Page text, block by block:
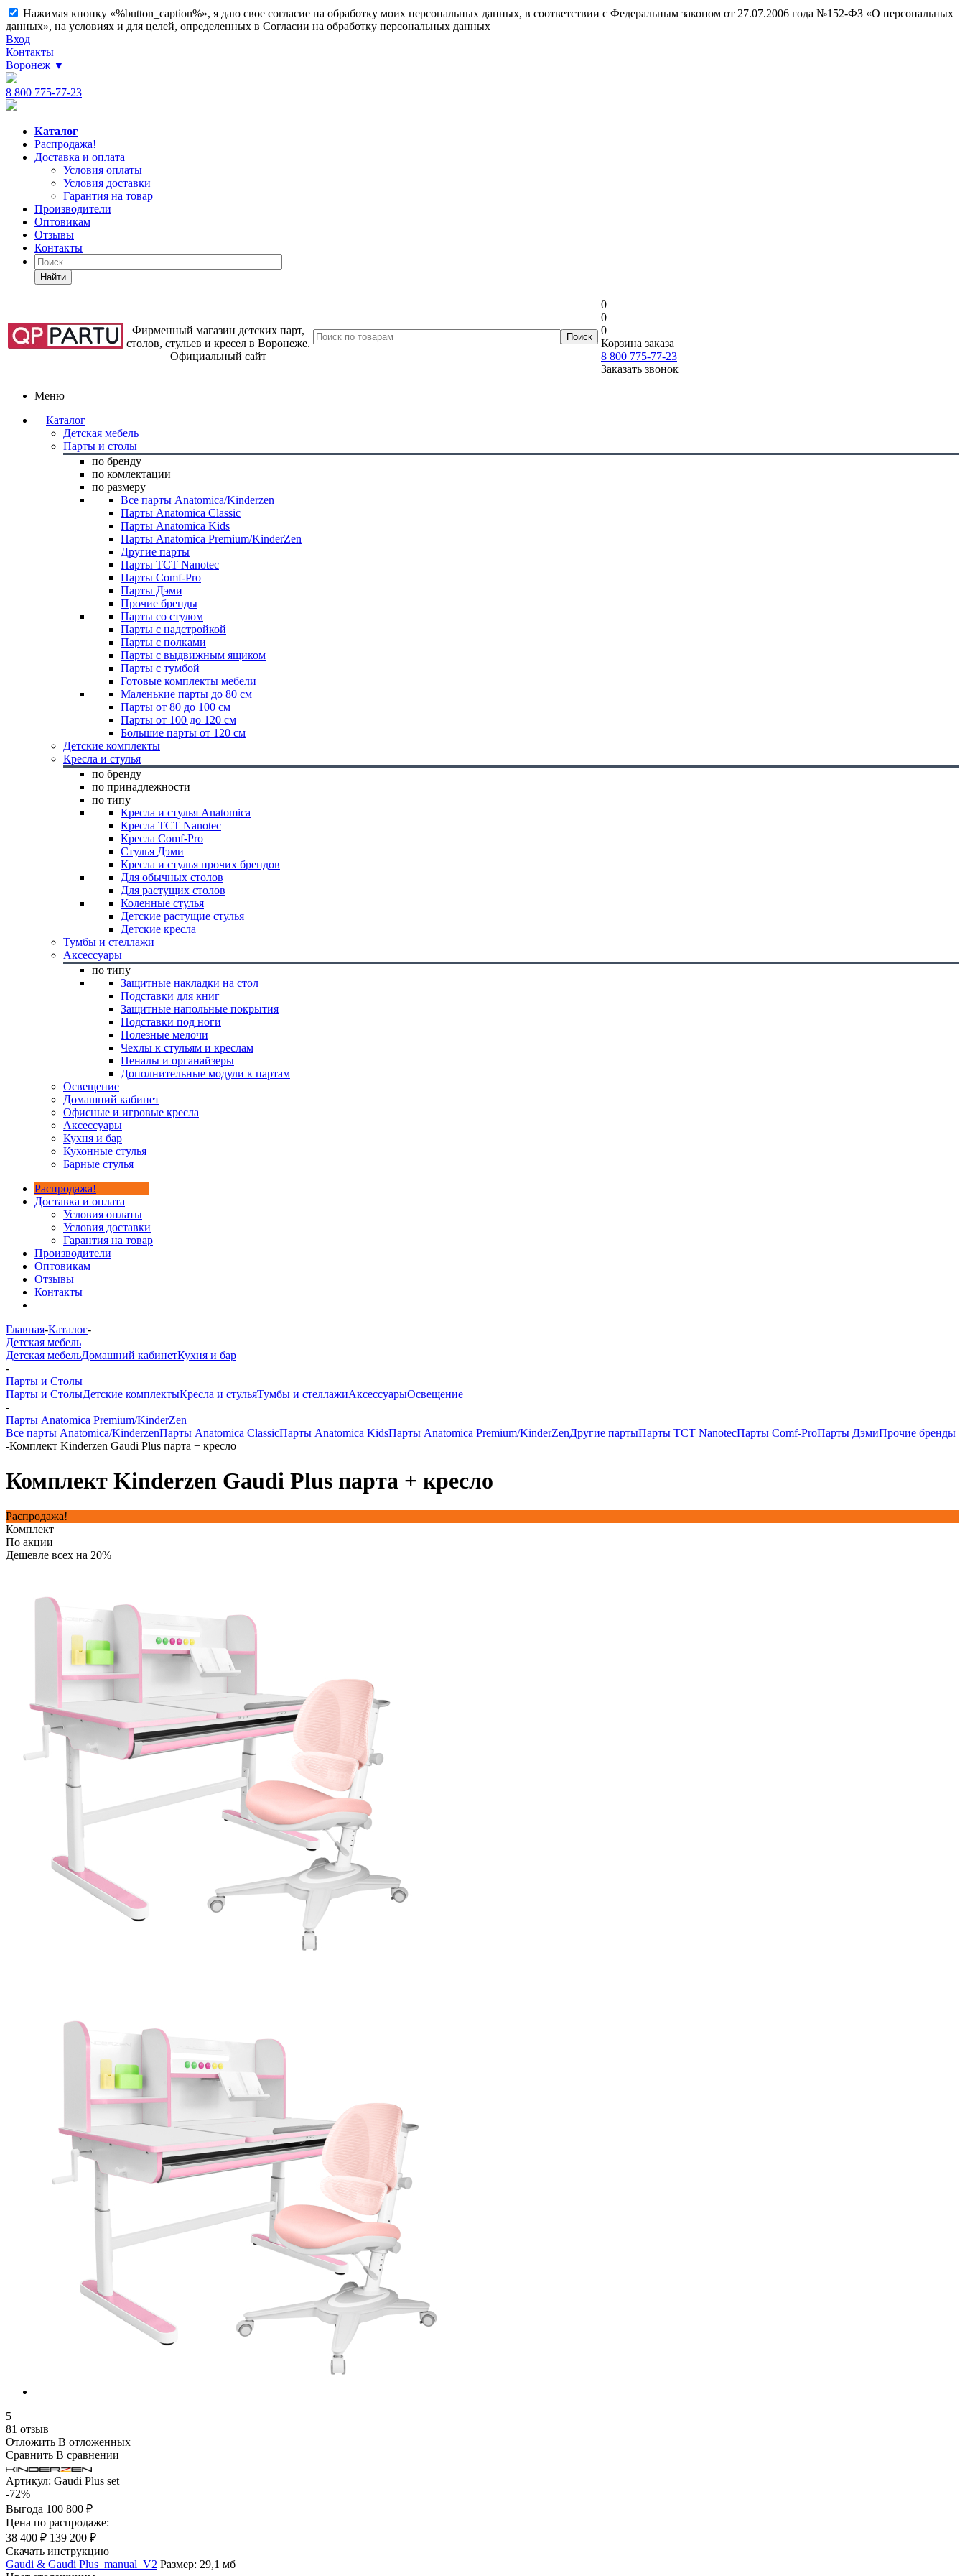
Нажимая кнопку «%button_caption%», я даю свое согласие на обработку моих персональных данных, в соответствии с Федеральным законом от 27.07.2006 года №152-ФЗ «О персональных
данных», на условиях и для целей, определенных в Согласии на обработку персональных данных
Вход
Контакты
Воронеж ▼
8 800 775-77-23
Каталог
Распродажа!
Доставка и оплата
Условия оплаты
Условия доставки
Гарантия на товар
Производители
Оптовикам
Отзывы
Контакты
Найти
Фирменный магазин детских парт,
столов, стульев и кресел в Воронеже.
Официальный сайт
0
0
0
Корзина заказа
8 800 775-77-23
Заказать звонок
Меню
Каталог
Детская мебель
Парты и столы
по бренду
по комлектации
по размеру
Все парты Anatomica/Kinderzen
Парты Anatomica Classic
Парты Anatomica Kids
Парты Anatomica Premium/KinderZen
Другие парты
Парты TCT Nanotec
Парты Comf-Pro
Парты Дэми
Прочие бренды
Парты со стулом
Парты с надстройкой
Парты с полками
Парты с выдвижным ящиком
Парты с тумбой
Готовые комплекты мебели
Маленькие парты до 80 см
Парты от 80 до 100 см
Парты от 100 до 120 см
Большие парты от 120 см
Детские комплекты
Кресла и стулья
по бренду
по принадлежности
по типу
Кресла и стулья Anatomica
Кресла TCT Nanotec
Кресла Comf-Pro
Стулья Дэми
Кресла и стулья прочих брендов
Для обычных столов
Для растущих столов
Коленные стулья
Детские растущие стулья
Детские кресла
Тумбы и стеллажи
Аксессуары
по типу
Защитные накладки на стол
Подставки для книг
Защитные напольные покрытия
Подставки под ноги
Полезные мелочи
Чехлы к стульям и креслам
Пеналы и органайзеры
Дополнительные модули к партам
Освещение
Домашний кабинет
Офисные и игровые кресла
Аксессуары
Кухня и бар
Кухонные стулья
Барные стулья
Распродажа!
Доставка и оплата
Условия оплаты
Условия доставки
Гарантия на товар
Производители
Оптовикам
Отзывы
Контакты
Главная-Каталог-
Детская мебель
Детская мебельДомашний кабинетКухня и бар
-
Парты и Столы
Парты и СтолыДетские комплектыКресла и стульяТумбы и стеллажиАксессуарыОсвещение
-
Парты Anatomica Premium/KinderZen
Все парты Anatomica/KinderzenПарты Anatomica ClassicПарты Anatomica KidsПарты Anatomica Premium/KinderZenДругие партыПарты TCT NanotecПарты Comf-ProПарты ДэмиПрочие бренды
-Комплект Kinderzen Gaudi Plus парта + кресло
Комплект Kinderzen Gaudi Plus парта + кресло
Распродажа!
Комплект
По акции
Дешевле всех на 20%
5
81 отзыв
Отложить В отложенных
Сравнить В сравнении
Артикул: Gaudi Plus set
-72%
Выгода 100 800 ₽
Цена по распродаже:
38 400 ₽ 139 200 ₽
Скачать инструкцию
Gaudi & Gaudi Plus_manual_V2 Размер: 29,1 мб